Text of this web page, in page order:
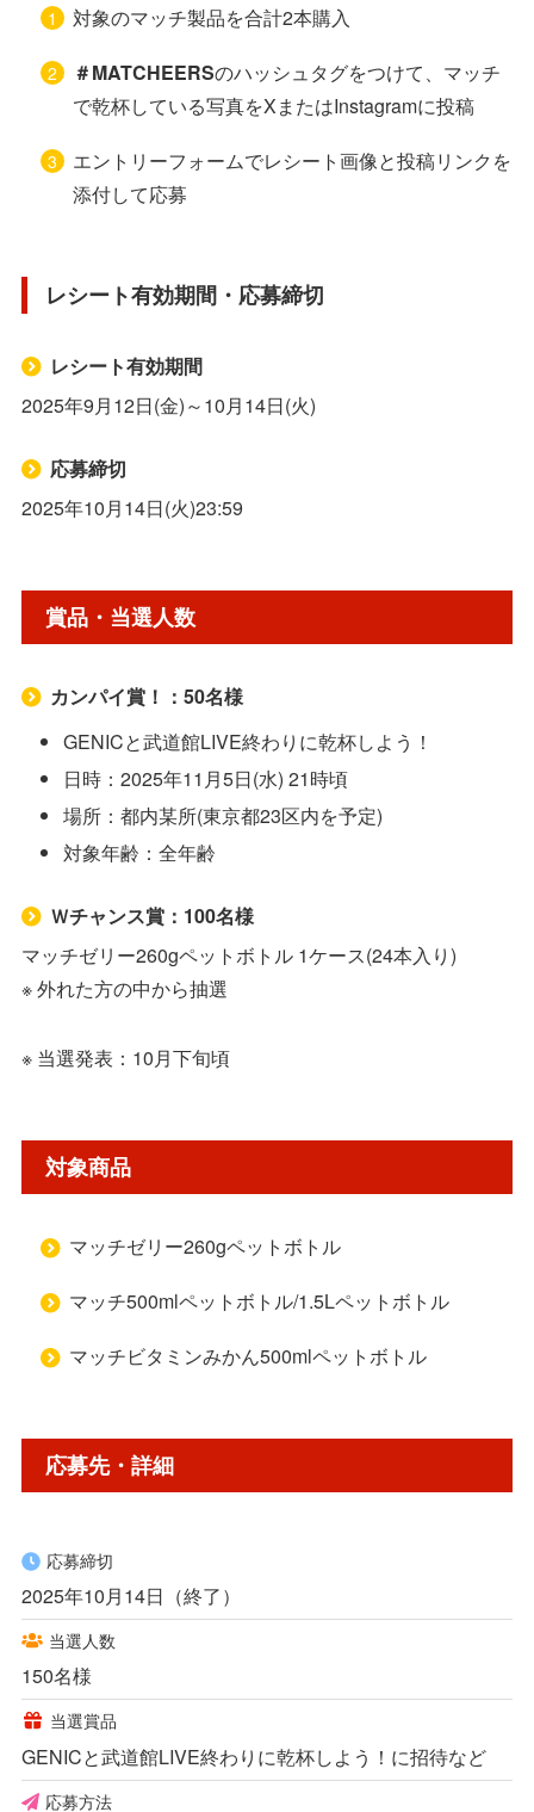
応募先・詳細
対象のマッチ製品を合計2本購入
＃MATCHEERSのハッシュタグをつけて、マッチ
で乾杯している写真をXまたはInstagramに投稿
エントリーフォームでレシート画像と投稿リンクを
添付して応募
レシート有効期間・応募締切
レシート有効期間
2025年9月12日(金)～10月14日(火)
応募締切
2025年10月14日(火)23:59
賞品・当選人数
カンパイ賞！：50名様
GENICと武道館LIVE終わりに乾杯しよう！
日時：2025年11月5日(水) 21時頃
場所：都内某所(東京都23区内を予定)
対象年齢：全年齢
Ｗチャンス賞：100名様
マッチゼリー260gペットボトル 1ケース(24本入り)
※ 外れた方の中から抽選
※ 当選発表：10月下旬頃
対象商品
マッチゼリー260gペットボトル
マッチ500mlペットボトル/1.5Lペットボトル
マッチビタミンみかん500mlペットボトル
応募先・詳細
応募締切
2025年10月14日（終了）
当選人数
150名様
当選賞品
GENICと武道館LIVE終わりに乾杯しよう！に招待など
応募方法